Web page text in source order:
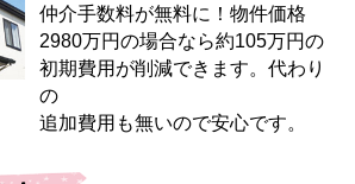
仲介手数料が無料に！物件価格
2980万円の場合なら約105万円の
初期費用が削減できます。代わり
の
追加費用も無いので安心です。